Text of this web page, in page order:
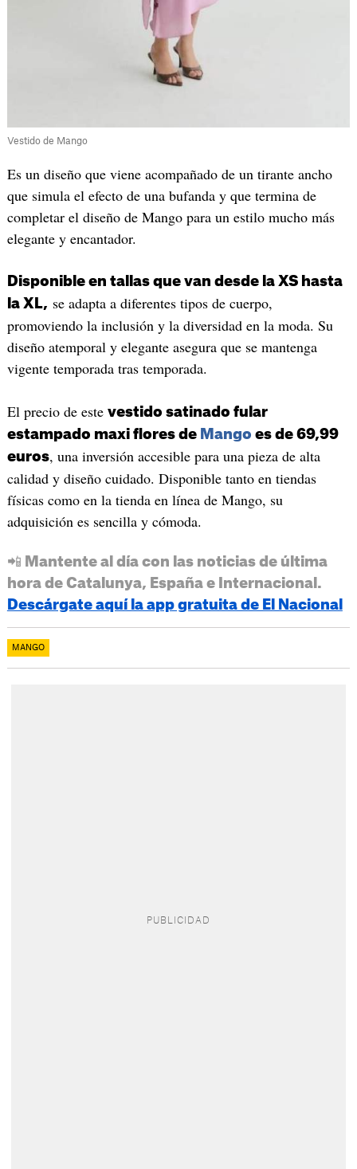
Vestido de Mango
Es un diseño que viene acompañado de un tirante ancho
que simula el efecto de una bufanda y que termina de
completar el diseño de Mango para un estilo mucho más
elegante y encantador.
Disponible en tallas que van desde la XS hasta
la XL, se adapta a diferentes tipos de cuerpo,
promoviendo la inclusión y la diversidad en la moda. Su
diseño atemporal y elegante asegura que se mantenga
vigente temporada tras temporada.
El precio de este vestido satinado fular
estampado maxi flores de Mango es de 69,99
euros, una inversión accesible para una pieza de alta
calidad y diseño cuidado. Disponible tanto en tiendas
físicas como en la tienda en línea de Mango, su
adquisición es sencilla y cómoda.
📲 Mantente al día con las noticias de última
hora de Catalunya, España e Internacional.
Descárgate aquí la app gratuita de El Nacional
MANGO